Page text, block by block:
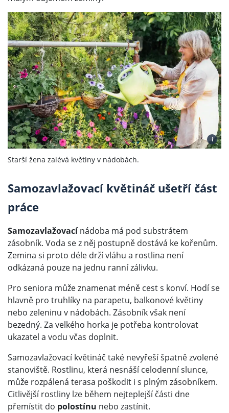
i
Starší žena zalévá květiny v nádobách.
Samozavlažovací květináč ušetří část
práce
Samozavlažovacínádoba má pod substrátem
zásobník. Voda se z něj postupně dostává ke kořenům.
Zemina si proto déle drží vláhu a rostlina není
odkázaná pouze na jednu ranní zálivku.
Pro seniora může znamenat méně cest s konví. Hodí se
hlavně pro truhlíky na parapetu, balkonové květiny
nebo zeleninu v nádobách. Zásobník však není
bezedný. Za velkého horka je potřeba kontrolovat
ukazatel a vodu včas doplnit.
Samozavlažovací květináč také nevyřeší špatně zvolené
stanoviště. Rostlinu, která nesnáší celodenní slunce,
může rozpálená terasa poškodit i s plným zásobníkem.
Citlivější rostliny lze během nejteplejší části dne
přemístit do polostínu nebo zastínit.